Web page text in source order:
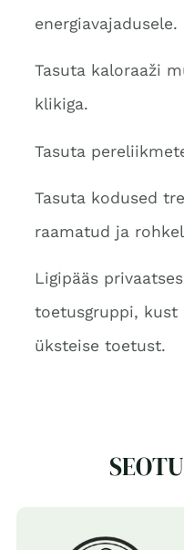
energiavajadusele.
Tasuta kaloraaži
klikiga.
Tasuta
Tasuta kodused
raamatud ja
Ligipääs
toetusgruppi,
üksteise toetust.